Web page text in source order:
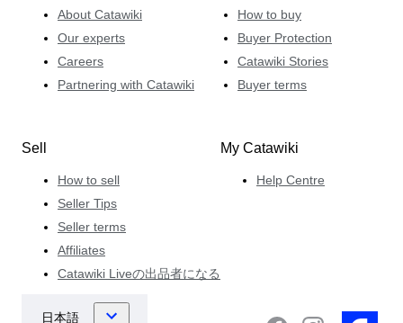
About Catawiki
Our experts
Careers
Partnering with Catawiki
How to buy
Buyer Protection
Catawiki Stories
Buyer terms
Sell
How to sell
Seller Tips
Seller terms
Affiliates
Catawiki Liveの出品者になる
My Catawiki
Help Centre